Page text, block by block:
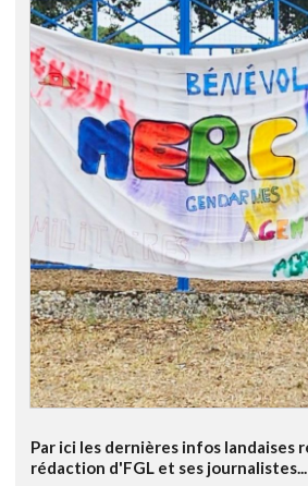
Par ici les dernières infos landaises
rédaction d'FGL et ses journalistes...